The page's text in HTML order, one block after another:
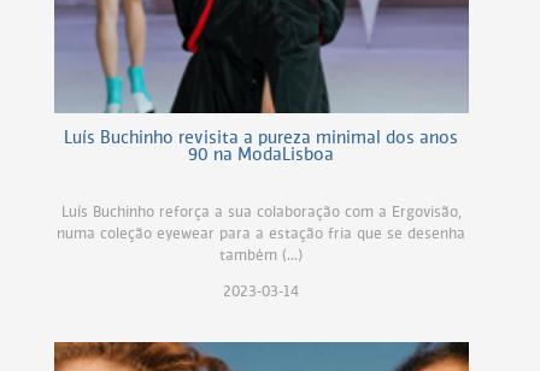
Luís Buchinho revisita a pureza minimal dos anos
90 na ModaLisboa
Luís Buchinho reforça a sua colaboração com a Ergovisão,
numa coleção eyewear para a estação fria que se desenha
também (...)
2023-03-14